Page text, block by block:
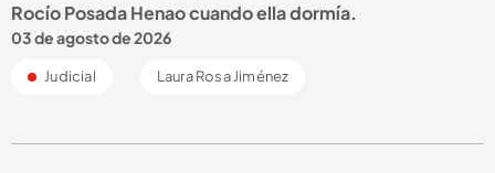
Rocío Posada Henao cuando ella dormía.
03 de agosto de 2026
Judicial Laura Rosa Jiménez